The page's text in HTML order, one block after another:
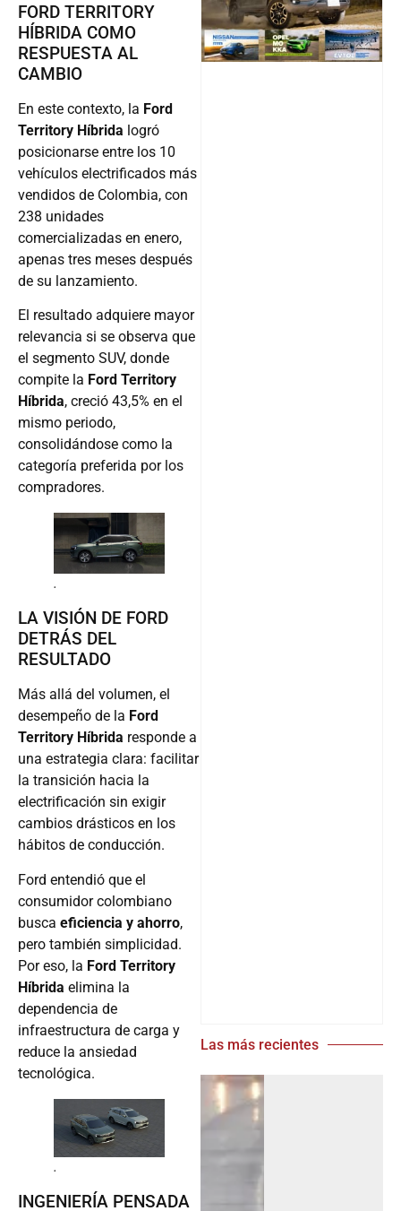
FORD TERRITORY
HÍBRIDA COMO
RESPUESTA AL
CAMBIO
En este contexto, la Ford
Territory Híbrida logró
posicionarse entre los 10
vehículos electrificados más
vendidos de Colombia, con
238 unidades
comercializadas en enero,
apenas tres meses después
de su lanzamiento.
El resultado adquiere mayor
relevancia si se observa que
el segmento SUV, donde
compite la Ford Territory
Híbrida, creció 43,5% en el
mismo periodo,
consolidándose como la
categoría preferida por los
compradores.
.
LA VISIÓN DE FORD
DETRÁS DEL
RESULTADO
Más allá del volumen, el
desempeño de la Ford
Territory Híbrida responde a
una estrategia clara: facilitar
la transición hacia la
electrificación sin exigir
cambios drásticos en los
hábitos de conducción.
Ford entendió que el
consumidor colombiano
busca eficiencia y ahorro,
pero también simplicidad.
Por eso, la Ford Territory
Híbrida elimina la
dependencia de
infraestructura de carga y
reduce la ansiedad
tecnológica.
.
INGENIERÍA PENSADA
Follow
Las más recientes